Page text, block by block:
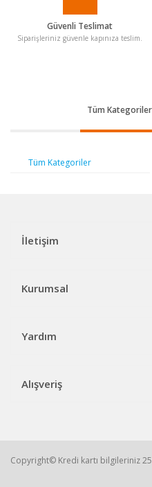
Güvenli Teslimat
Siparişleriniz güvenle kapınıza teslim.
Tüm Kategoriler
Tüm Kategoriler
İletişim
Kurumsal
Yardım
Alışveriş
Copyright© Kredi kartı bilgileriniz